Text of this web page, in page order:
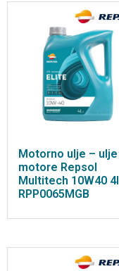
Motorno ulje –
motore Repsol
Multitech 10W40 4l
RPP0065MGB